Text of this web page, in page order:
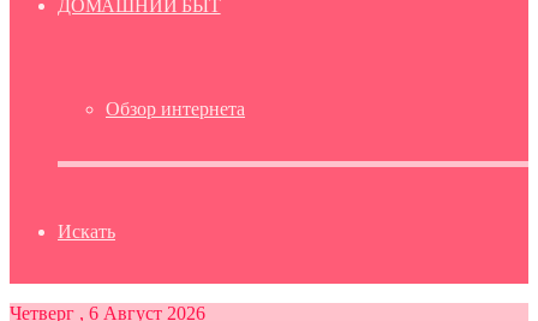
ДОМАШНИЙ БЫТ
Обзор интернета
Искать
Четверг , 6 Август 2026